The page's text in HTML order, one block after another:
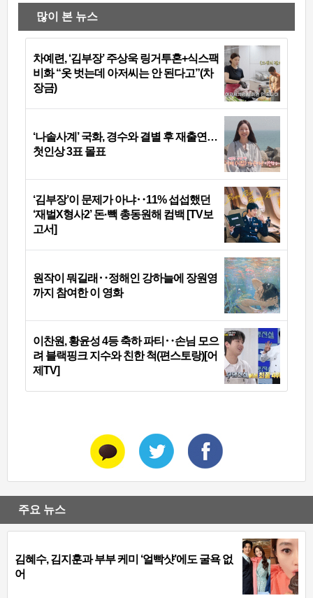
많이 본 뉴스
차예련, ‘김부장’ 주상욱 링거투혼+식스팩
비화 “옷 벗는데 아저씨는 안 된다고”(차
장금)
‘나솔사계’ 국화, 경수와 결별 후 재출연…
첫인상 3표 몰표
‘김부장’이 문제가 아냐‥11% 섭섭했던
‘재벌X형사2’ 돈·빽 총동원해 컴백 [TV보
고서]
원작이 뭐길래‥정해인 강하늘에 장원영
까지 참여한 이 영화
이찬원, 황윤성 4등 축하 파티‥손님 모으
려 블랙핑크 지수와 친한 척(편스토랑)[어
제TV]
주요 뉴스
김혜수, 김지훈과 부부 케미 ‘얼빡샷’에도 굴욕 없
어